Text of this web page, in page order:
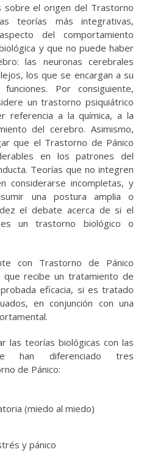
sobre el origen del Trastorno
teorías más integrativas,
del comportamiento
y que no puede haber
las neuronas cerebrales
los que se encargan a su
Por consiguiente,
un trastorno psiquiátrico
referencia a la química, a la
del cerebro. Asimismo,
que el Trastorno de Pánico
en los patrones del
Teorías que no integren
considerarse incompletas, y
una postura amplia o
el debate acerca de si el
un trastorno biológico o
con Trastorno de Pánico
recibe un tratamiento de
eficacia, si es tratado
en conjunción con una
las teorías biológicas con las
han diferenciado tres
de Pánico:
(miedo al miedo)
y pánico